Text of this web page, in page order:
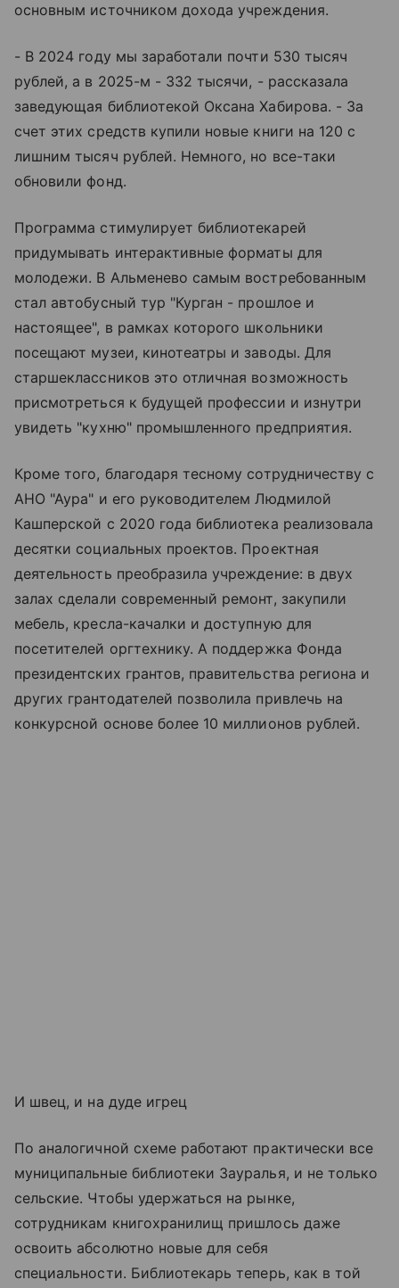
основным источником дохода учреждения.
- В 2024 году мы заработали почти 530 тысяч
рублей, а в 2025-м - 332 тысячи, - рассказала
заведующая библиотекой Оксана Хабирова. - За
счет этих средств купили новые книги на 120 с
лишним тысяч рублей. Немного, но все-таки
обновили фонд.
Программа стимулирует библиотекарей
придумывать интерактивные форматы для
молодежи. В Альменево самым востребованным
стал автобусный тур "Курган - прошлое и
настоящее", в рамках которого школьники
посещают музеи, кинотеатры и заводы. Для
старшеклассников это отличная возможность
присмотреться к будущей профессии и изнутри
увидеть "кухню" промышленного предприятия.
Кроме того, благодаря тесному сотрудничеству с
АНО "Аура" и его руководителем Людмилой
Кашперской с 2020 года библиотека реализовала
десятки социальных проектов. Проектная
деятельность преобразила учреждение: в двух
залах сделали современный ремонт, закупили
мебель, кресла-качалки и доступную для
посетителей оргтехнику. А поддержка Фонда
президентских грантов, правительства региона и
других грантодателей позволила привлечь на
конкурсной основе более 10 миллионов рублей.
И швец, и на дуде игрец
По аналогичной схеме работают практически все
муниципальные библиотеки Зауралья, и не только
сельские. Чтобы удержаться на рынке,
сотрудникам книгохранилищ пришлось даже
освоить абсолютно новые для себя
специальности. Библиотекарь теперь, как в той